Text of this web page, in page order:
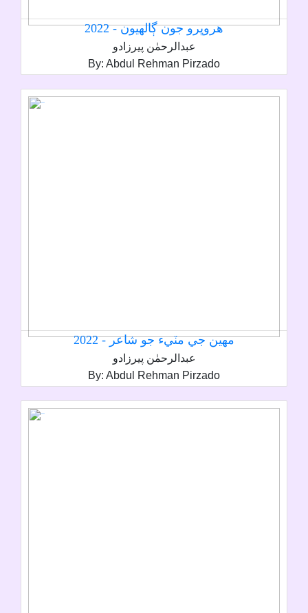
ھروڀرو جون ڳالھيون - 2022
عبدالرحمٰن پيرزادو
By: Abdul Rehman Pirzado
مھين جي مٽيء جو شاعر - 2022
عبدالرحمٰن پيرزادو
By: Abdul Rehman Pirzado